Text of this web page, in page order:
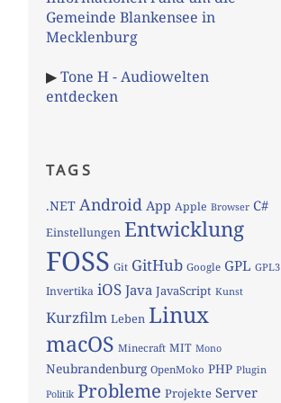
Gemeinde Blankensee in
Mecklenburg
▶Tone H - Audiowelten
entdecken
TAGS
.NET Android App Apple Browser C#
Einstellungen Entwicklung
FOSS Git GitHub Google GPL GPL3
Invertika iOS Java JavaScript Kunst
Kurzfilm Leben Linux
macOS Minecraft MIT Mono
Neubrandenburg OpenMoko PHP Plugin
Politik Probleme Projekte Server